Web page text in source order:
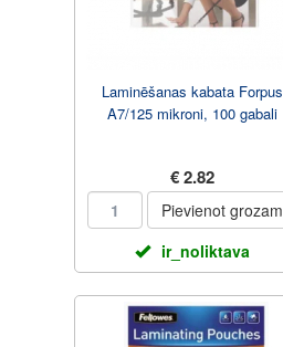
Laminēšanas kabata Forpus
A7/125 mikroni, 100 gabali
€ 2.82
Pievienot grozam
ir_noliktava